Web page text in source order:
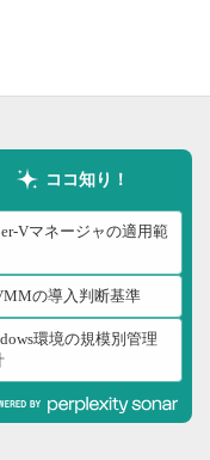
ココ知り！
Vマネージャの適用範
の導入判断基準
環境の規模別管理